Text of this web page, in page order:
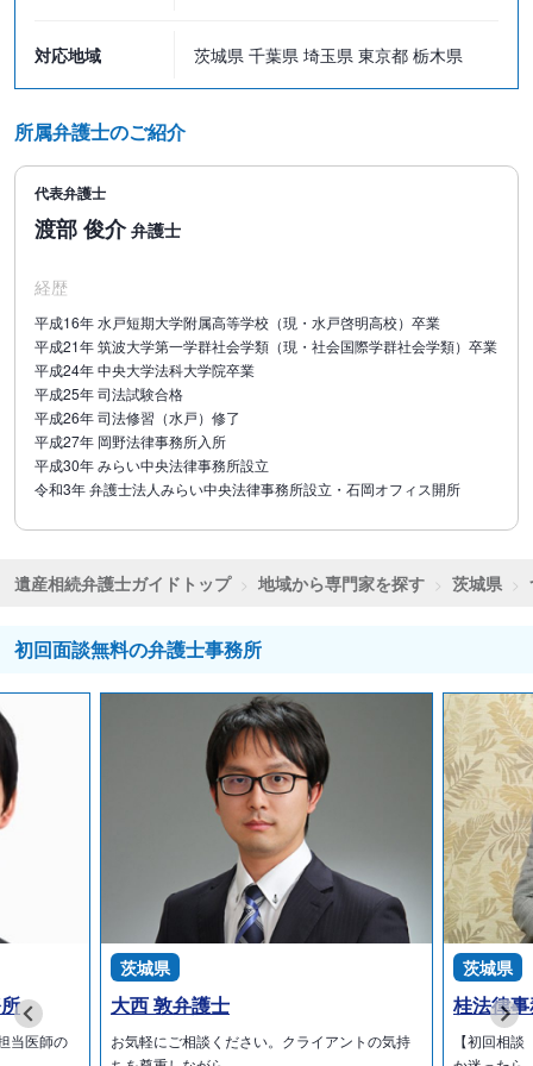
詳細は、ご相談時に弁護士に遠慮なくお尋ねください。
●金額はすべて税込表示となっております。
相続問題のお悩みはぜひご相談ください
対応地域 茨城県 千葉県 埼玉県 東京都 栃木県
所属弁護士のご紹介
代表弁護士
渡部 俊介 弁護士
経歴
平成16年 水戸短期大学附属高等学校（現・水戸啓明高校）卒業
平成21年 筑波大学第一学群社会学類（現・社会国際学群社会学類）卒業
平成24年 中央大学法科大学院卒業
平成25年 司法試験合格
平成26年 司法修習（水戸）修了
平成27年 岡野法律事務所入所
平成30年 みらい中央法律事務所設立
令和3年 弁護士法人みらい中央法律事務所設立・石岡オフィス開所
遺産相続弁護士ガイドトップ 地域から専門家を探す 茨城県
初回面談無料の弁護士事務所
当医師の
茨城県
大西 敦弁護士
お気軽にご相談ください。クライアントの気持
茨城県
桂法律
【初回相